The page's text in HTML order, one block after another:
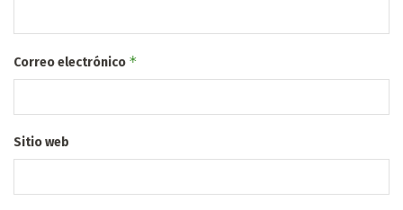
Correo electrónico *
Sitio web